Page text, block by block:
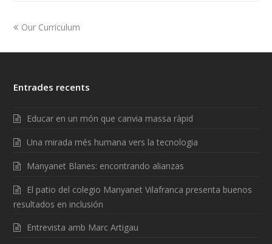
Our Curriculum
Entrades recents
Educar en un món que canvia massa ràpid
Una mirada més humana vers la tecnologia
Manyanet Blanes: encontrando alianzas
El patio del colegio Manyanet Vilafranca presenta buenos
resultados en inclusión
Entrevista amb Marc Artigau